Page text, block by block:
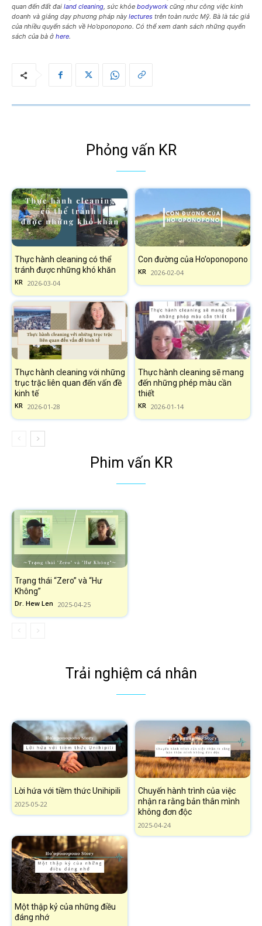
quan đến đất đai land cleaning, sức khỏe bodywork cũng như công việc kinh
doanh và giảng dạy phương pháp này lectures trên toàn nước Mỹ. Bà là tác giả
của nhiều quyển sách về Ho’oponopono. Có thể xem danh sách những quyển
sách của bà ở here.
Phỏng vấn KR
Thực hành cleaning có thể
tránh được những khó khăn
KR 2026-03-04
Con đường của Ho’oponopono
KR 2026-02-04
Thực hành cleaning với những
trục trặc liên quan đến vấn đề
kinh tế
KR 2026-01-28
Thực hành cleaning sẽ mang
đến những phép màu cần
thiết
KR 2026-01-14
Phim vấn KR
Trạng thái “Zero” và “Hư
Không”
Dr. Hew Len 2025-04-25
Trải nghiệm cá nhân
Lời hứa với tiềm thức Unihipili
2025-05-22
Chuyến hành trình của việc
nhận ra rằng bản thân mình
không đơn độc
2025-04-24
Một thập kỷ của những điều
đáng nhớ